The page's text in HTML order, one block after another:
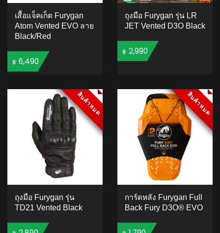
เสื้อแจ็คเก็ต Furygan
Atom Vented EVO ลาย
Black/Red
฿ 6,490
ถุงมือ Furygan รุ่น LR
JET Vented D3O Black
฿ 2,990
สินค้าหมด
สินค้าหมด
ถุงมือ Furygan รุ่น
TD21 Vented Black
สินค้าหมด
สินค้าหมด
การ์ดหลัง Furygan Full
Back Fury D3O® EVO